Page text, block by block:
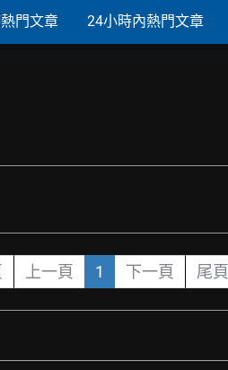
門文章 24小時內熱門文章
上一頁 1 下一頁 尾頁